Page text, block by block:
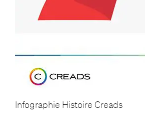
Infographie Histoire Creads